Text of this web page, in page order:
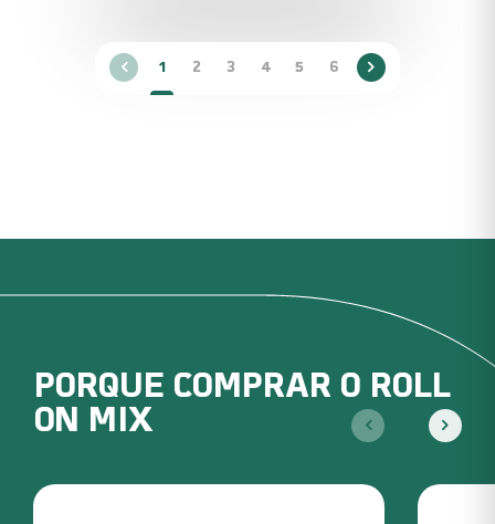
1 2 3 4 5 6
PORQUE COMPRAR O ROLL
ON MIX